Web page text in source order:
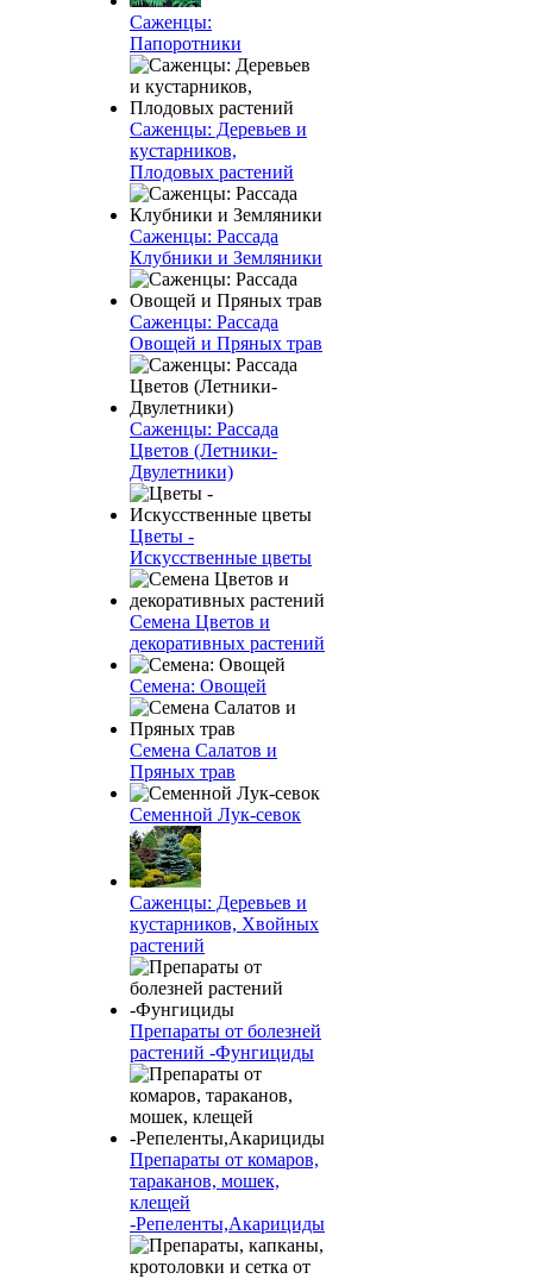
Саженцы:
Папоротники
Саженцы: Деревьев и
кустарников,
Плодовых растений
Саженцы: Рассада
Клубники и Земляники
Саженцы: Рассада
Овощей и Пряных трав
Саженцы: Рассада
Цветов (Летники-
Двулетники)
Цветы -
Искусственные цветы
Семена Цветов и
декоративных растений
Семена: Овощей
Семена Салатов и
Пряных трав
Семенной Лук-севок
Саженцы: Деревьев и
кустарников, Хвойных
растений
Препараты от болезней
растений -Фунгициды
Препараты от комаров,
тараканов, мошек,
клещей
-Репеленты,Акарициды